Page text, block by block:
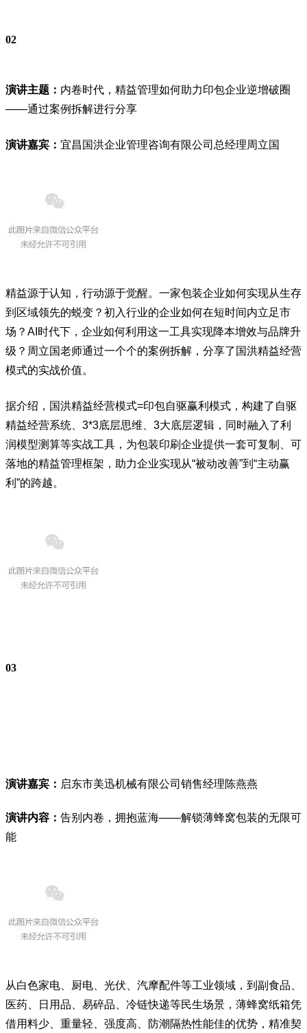
02
演讲主题： 内卷时代，精益管理如何助力印包企业逆增破圈
——通过案例拆解进行分享
演讲嘉宾： 宜昌国洪企业管理咨询有限公司总经理周立国
精益源于认知，行动源于觉醒。一家包装企业如何实现从生存
到区域领先的蜕变？初入行业的企业如何在短时间内立足市
场？AI时代下，企业如何利用这一工具实现降本增效与品牌升
级？周立国老师通过一个个的案例拆解，分享了国洪精益经营
模式的实战价值。
据介绍，国洪精益经营模式=印包自驱赢利模式，构建了自驱
精益经营系统、3*3底层思维、3大底层逻辑，同时融入了利
润模型测算等实战工具，为包装印刷企业提供一套可复制、可
落地的精益管理框架，助力企业实现从“被动改善”到“主动赢
利”的跨越。
03
演讲嘉宾： 启东市美迅机械有限公司销售经理陈燕燕
演讲内容： 告别内卷，拥抱蓝海——解锁薄蜂窝包装的无限可
能
从白色家电、厨电、光伏、汽摩配件等工业领域，到副食品、
医药、日用品、易碎品、冷链快递等民生场景，薄蜂窝纸箱凭
借用料少、重量轻、强度高、防潮隔热性能佳的优势，精准契